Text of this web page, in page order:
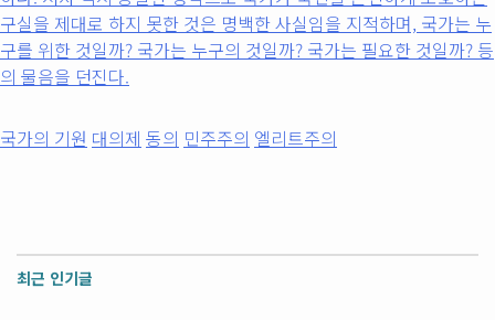
게
구실을 제대로 하지 못한 것은 명백한 사실임을 지적하며, 국가는 누
구를 위한 것일까? 국가는 누구의 것일까? 국가는 필요한 것일까? 등
의 물음을 던진다.
국가의 기원 대의제 동의 민주주의 엘리트주의
최근 인기글